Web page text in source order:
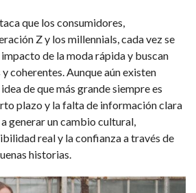
que los consumidores,
Z y los millennials, cada vez se
de la moda rápida y buscan
coherentes. Aunque aún existen
de que más grande siempre es
plazo y la falta de información clara
generar un cambio cultural,
real y la confianza a través de
historias.